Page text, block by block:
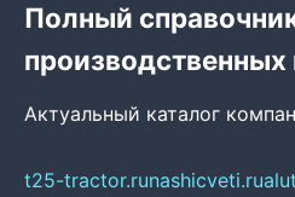
Полный
производственных
Актуальный каталог
t25-tractor.runashicveti.ru